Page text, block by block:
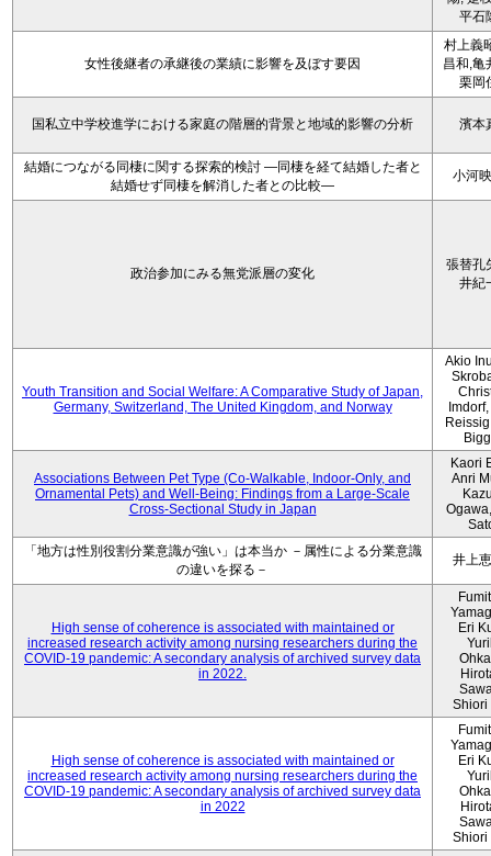
平石
女性後継者の承継後の業績に影響を及ぼす要因
村上義
昌和,亀
栗岡
国私立中学校進学における家庭の階層的背景と地域的影響の分析 濱本
結婚につながる同棲に関する探索的検討 ―同棲を経て結婚した者と
結婚せず同棲を解消した者との比較―
小河
政治参加にみる無党派層の変化
張替孔
井紀
Youth Transition and Social Welfare: A Comparative Study of Japan,
Germany, Switzerland, The United Kingdom, and Norway
Akio
Associations Between Pet Type (Co-Walkable, Indoor-Only, and
Ornamental Pets) and Well-Being: Findings from a Large-Scale
Cross-Sectional Study in Japan
Kaori
Anri
「地方は性別役割分業意識が強い」は本当か －属性による分業意識
の違いを探る－
井上
High sense of coherence is associated with maintained or
increased research activity among nursing researchers during the
COVID-19 pandemic: A secondary analysis of archived survey data
in 2022.
Eri
Shiori
High sense of coherence is associated with maintained or
increased research activity among nursing researchers during the
COVID-19 pandemic: A secondary analysis of archived survey data
in 2022
Eri
Shiori